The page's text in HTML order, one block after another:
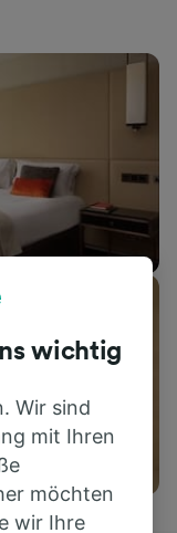
wichtig
Wir sind
mit Ihren
möchten
wir Ihre